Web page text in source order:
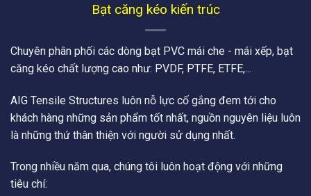
Bạt căng kéo kiến trúc
Chuyên phân phối các dòng bạt PVC mái che - mái xếp, bạt
căng kéo chất lượng cao như: PVDF, PTFE, ETFE,...
AIG Tensile Structures luôn nỗ lực cố gắng đem tới cho
khách hàng những sản phẩm tốt nhất, nguồn nguyên liệu luôn
là những thứ thân thiện với người sử dụng nhất.
Trong nhiều năm qua, chúng tôi luôn hoạt động với những
tiêu chí: